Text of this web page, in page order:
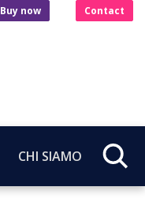
Buy now Contact
CHI SIAMO